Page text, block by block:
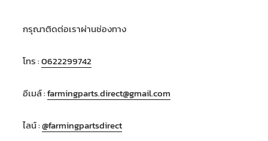
กรุณาติดต่อเราผ่านช่องทาง
โทร :0622299742
อีเมล์ :farmingparts.direct@gmail.com
ไลน์ :@farmingpartsdirect